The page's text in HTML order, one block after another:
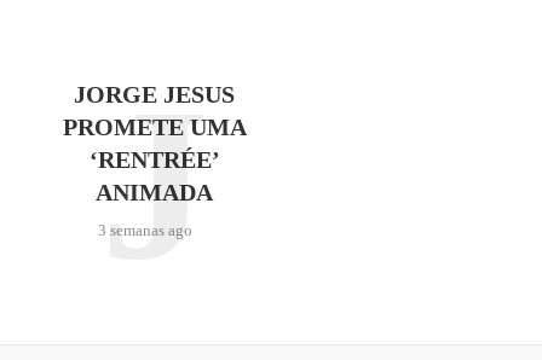
JORGE JESUS
PROMETE UMA
‘RENTRÉE’
ANIMADA
3 semanas ago
J